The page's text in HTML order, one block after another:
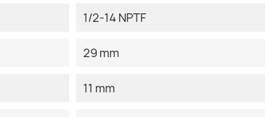
1/2-14 NPTF
29 mm
11 mm